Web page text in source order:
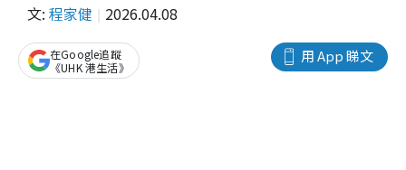
文: 程家健 2026.04.08
用 App 睇文
在Google追蹤
《UHK 港生活》